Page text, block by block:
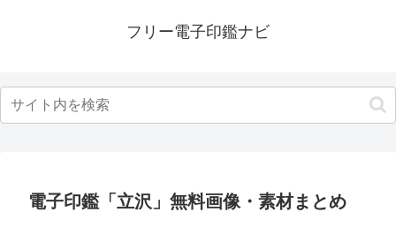
フリー電子印鑑ナビ
電子印鑑「立沢」無料画像・素材まとめ